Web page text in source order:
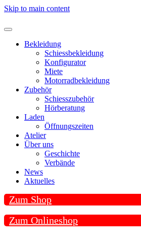
Skip to main content
Bekleidung
Schiessbekleidung
Konfigurator
Miete
Motorradbekleidung
Zubehör
Schiesszubehör
Hörberatung
Laden
Öffnungszeiten
Atelier
Über uns
Geschichte
Verbände
News
Aktuelles
Zum Shop
Zum Onlineshop